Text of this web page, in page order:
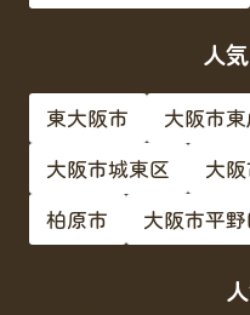
人
東大阪市 大阪市
大阪市城東区
大
柏原市
大阪市平